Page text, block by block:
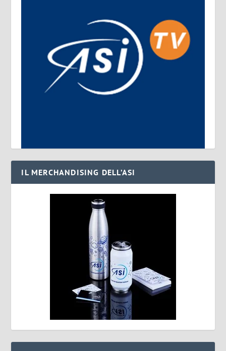
IL MERCHANDISING DELL’ASI